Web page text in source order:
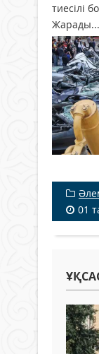
тиесілі
Жарады...
01